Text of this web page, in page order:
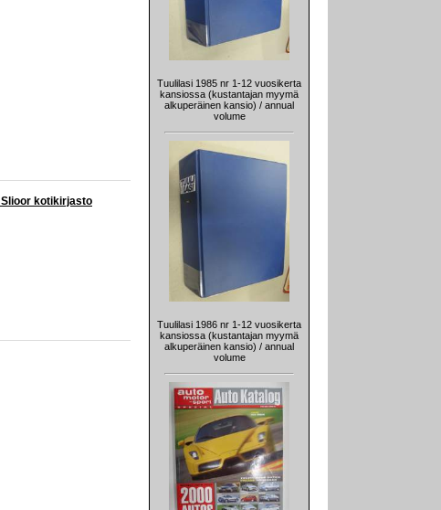
kotikirjasto
Tuulilasi 1985 nr 1-12 vuosikerta
kansiossa (kustantajan myymä
alkuperäinen kansio) / annual
volume
Tuulilasi 1986 nr 1-12 vuosikerta
kansiossa (kustantajan myymä
alkuperäinen kansio) / annual
volume